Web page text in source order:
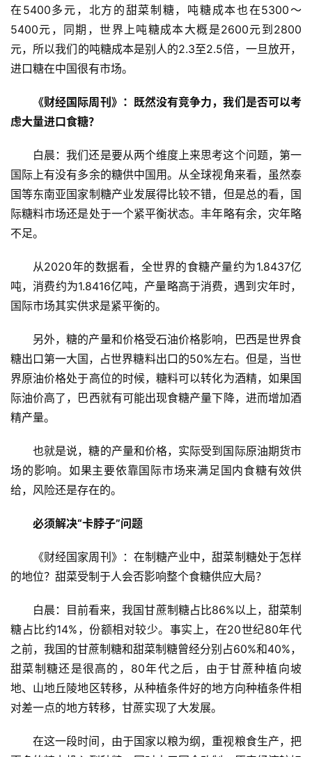
销
储
运
在5400多元，北方的甜菜制糖，吨糖成本也在5300～
5400元，同期，世界上吨糖成本大概是2600元到2800
元，所以我们的吨糖成本是别人的2.3至2.5倍，一旦放开，
进口糖在中国很有市场。
《财经国际周刊》：既然没有竞争力，我们是否可以考
虑大量进口食糖？
白晨：我们还是要从两个维度上来思考这个问题，第一
国际上有没有多余的糖供中国用。从全球视角来看，虽然泰
国等东南亚国家制糖产业发展得比较不错，但是总的看，国
际糖料市场还是处于一个紧平衡状态。丰年略有余，灾年略
不足。
从2020年的数据看，全世界的食糖产量约为1.8437亿
吨，消费约为1.8416亿吨，产量略高于消费，遇到灾年时，
国际市场其实供求是紧平衡的。
另外，糖的产量和价格受石油价格影响，巴西是世界食
糖出口第一大国，占世界糖料出口的50%左右。但是，当世
界原油价格处于高位的时候，糖料可以转化为酒精，如果国
际油价高了，巴西就有可能出现食糖产量下降，进而增加酒
精产量。
也就是说，糖的产量和价格，实际受到国际原油期货市
场的影响。如果主要依靠国际市场来满足国内食糖有效供
给，风险还是存在的。
必须解决“卡脖子”问题
《财经国家周刊》：在制糖产业中，甜菜制糖处于怎样
的地位？甜菜受制于人会否影响整个食糖供应大局？
白晨：目前看来，我国甘蔗制糖占比86%以上，甜菜制
糖占比约14%，份额相对较少。事实上，在20世纪80年代
之前，我国的甘蔗制糖和甜菜制糖曾经分别占60%和40%，
甜菜制糖还是很高的，80年代之后，由于甘蔗种植向坡
地、山地丘陵地区转移，从种植条件好的地方向种植条件相
对差一点的地方转移，甘蔗实现了大发展。
在这一段时间，由于国家以粮为纲，重视粮食生产，把